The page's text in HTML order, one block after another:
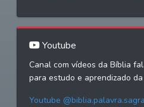
Youtube
Canal com vídeos da Bíblia
para estudo e aprendizado
Youtube